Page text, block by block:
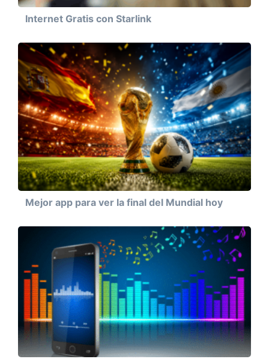
Internet Gratis con Starlink
Mejor app para ver la final del Mundial hoy